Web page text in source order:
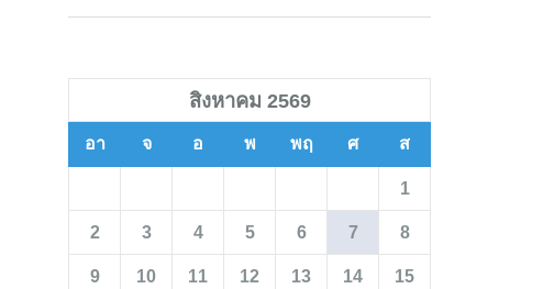
สิงหาคม 2569
อา จ อ พ พฤ ศ ส
1
2 3 4 5 6 7 8
9 10 11 12 13 14 15